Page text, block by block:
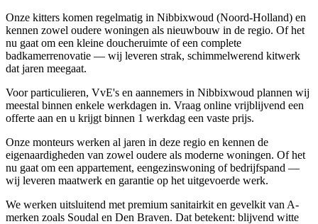
Onze kitters komen regelmatig in Nibbixwoud (Noord-Holland) en
kennen zowel oudere woningen als nieuwbouw in de regio. Of het
nu gaat om een kleine doucheruimte of een complete
badkamerrenovatie — wij leveren strak, schimmelwerend kitwerk
dat jaren meegaat.
Voor particulieren, VvE's en aannemers in Nibbixwoud plannen wij
meestal binnen enkele werkdagen in. Vraag online vrijblijvend een
offerte aan en u krijgt binnen 1 werkdag een vaste prijs.
Onze monteurs werken al jaren in deze regio en kennen de
eigenaardigheden van zowel oudere als moderne woningen. Of het
nu gaat om een appartement, eengezinswoning of bedrijfspand —
wij leveren maatwerk en garantie op het uitgevoerde werk.
We werken uitsluitend met premium sanitairkit en gevelkit van A-
merken zoals Soudal en Den Braven. Dat betekent: blijvend witte